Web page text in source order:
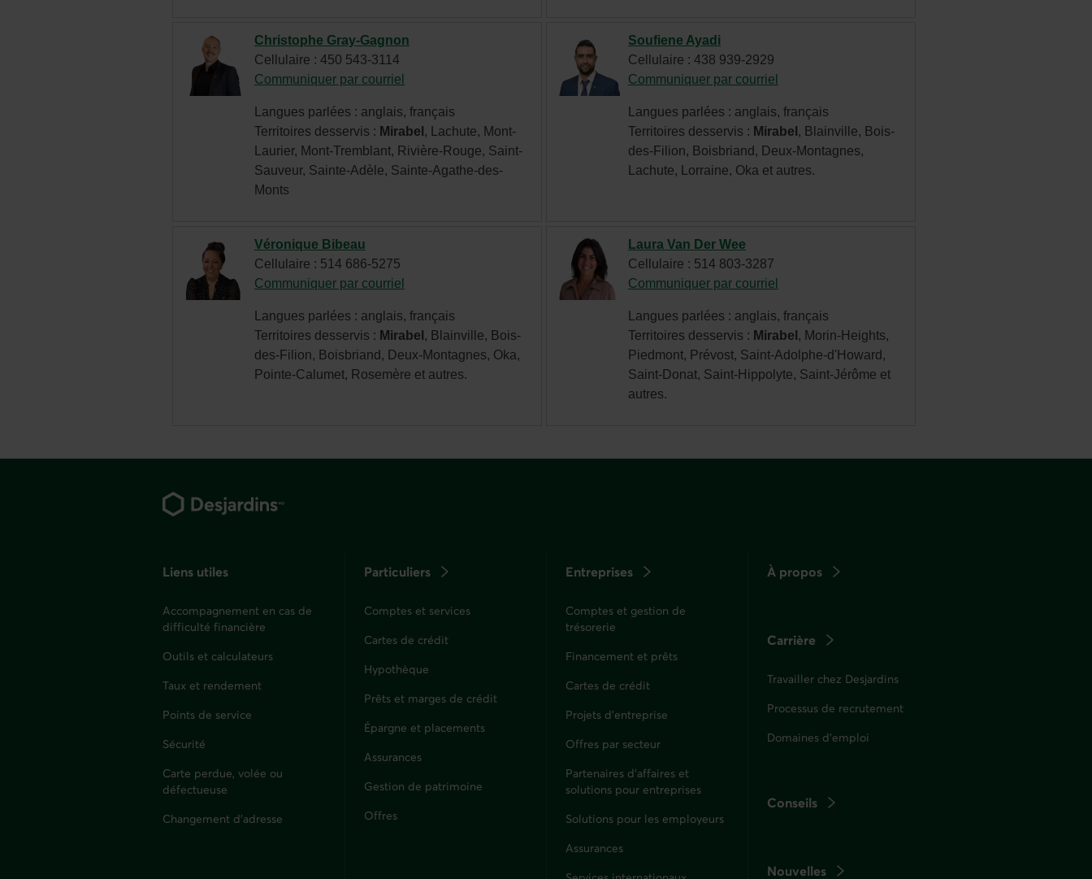
Christophe Gray-Gagnon
Cellulaire : 450 543-3114
Communiquer par courriel
s'ouvrira
dans
une
nouvelle
Langues parlées : anglais, français
Territoires desservis : Mirabel , Lachute, Mont-
Laurier, Mont-Tremblant, Rivière-Rouge, Saint-
Sauveur, Sainte-Adèle, Sainte-Agathe-des-
Monts
Soufiene Ayadi
Cellulaire : 438 939-2929
Communiquer par courriel
s'ouvrira
dans
une
nouvelle
Langues parlées : anglais, français
Territoires desservis : Mirabel , Blainville, Bois-
des-Filion, Boisbriand, Deux-Montagnes,
Lachute, Lorraine, Oka et autres.
Véronique Bibeau
Cellulaire : 514 686-5275
Communiquer par courriel
s'ouvrira
dans
une
nouvelle
Langues parlées : anglais, français
Territoires desservis : Mirabel , Blainville, Bois-
des-Filion, Boisbriand, Deux-Montagnes, Oka,
Pointe-Calumet, Rosemère et autres.
Laura Van Der Wee
Cellulaire : 514 803-3287
Communiquer par courriel
s'ouvrira
dans
une
nouvelle
Langues parlées : anglais, français
Territoires desservis : Mirabel , Morin-Heights,
Piedmont, Prévost, Saint-Adolphe-d'Howard,
Saint-Donat, Saint-Hippolyte, Saint-Jérôme et
autres.
de
page
Liens utiles
Accompagnement en cas de
difficulté financière
Outils et calculateurs
Taux et rendement
Points de service
Sécurité
Carte perdue, volée ou
défectueuse
Changement d'adresse
Particuliers
Comptes et services
Cartes de crédit
Hypothèque
Prêts et marges de crédit
Épargne et placements
Assurances
Gestion de patrimoine
Offres
Entreprises
Comptes et gestion de
trésorerie
Financement et prêts
Cartes de crédit
Projets d'entreprise
Offres par secteur
Partenaires d’affaires et
solutions pour entreprises
Solutions pour les employeurs
Assurances
À propos
Carrière
Travailler chez Desjardins
Processus de recrutement
Domaines d'emploi
Conseils
Nouvelles